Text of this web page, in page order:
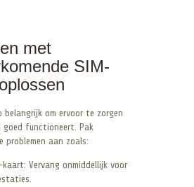
met
SIM-
belangrijk om ervoor te zorgen
functioneert. Pak
problemen aan zoals:
kaart: Vervang onmiddellijk voor